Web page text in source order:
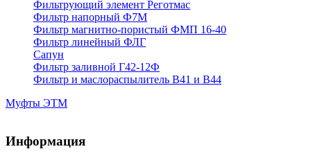
Фильтрующий элемент Реготмас
Фильтр напорный Ф7М
Фильтр магнитно-пористый ФМП 16-40
Фильтр линейный ФЛГ
Сапун
Фильтр заливной Г42-12Ф
Фильтр и маслораспылитель В41 и В44
Муфты ЭТМ
Информация